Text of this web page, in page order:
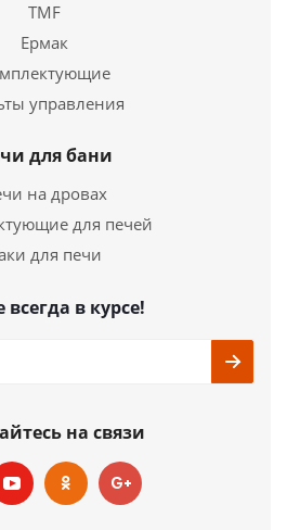
DEFRO Smart Ekopel 38квт
587руб.
TMF
Ермак
управления
для бани
на дровах
для печей
для печи
всегда в курсе!
на связи